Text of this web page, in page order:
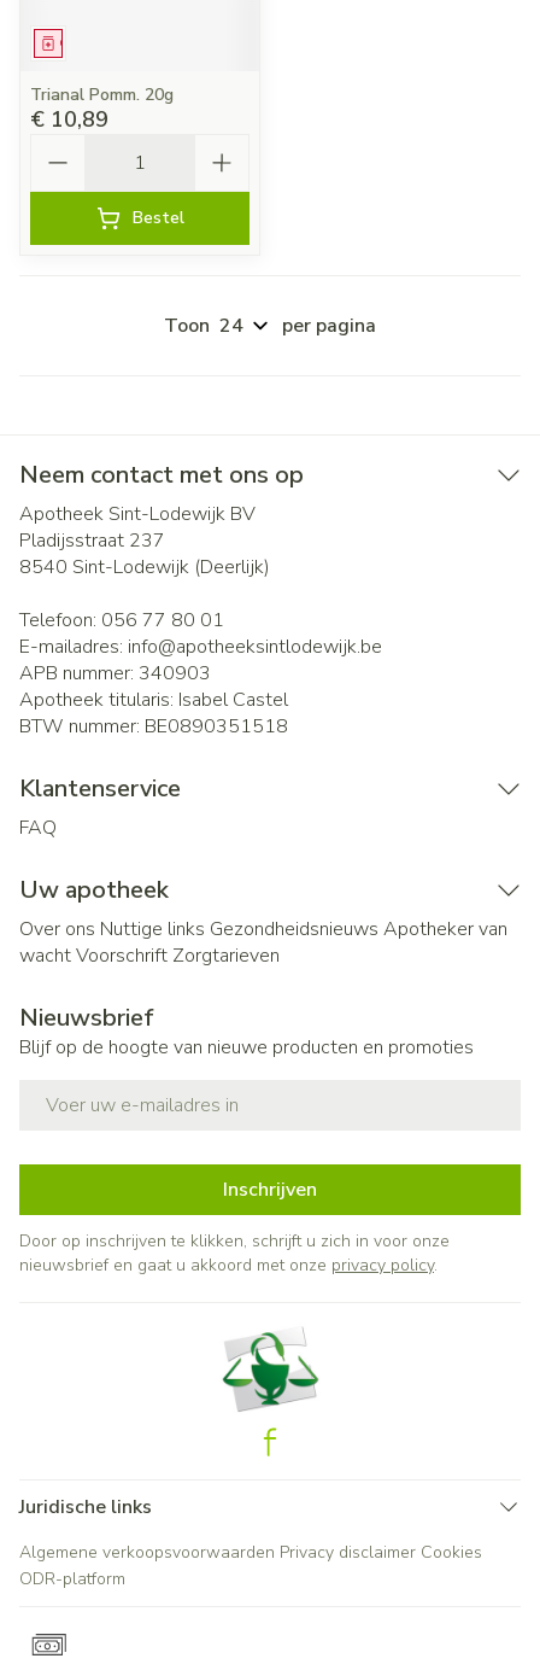
Geneesmiddel
Trianal Pomm. 20g
€ 10,89
Bestel
Toon per pagina
Neem contact met ons op
Apotheek Sint-Lodewijk BV
Pladijsstraat 237
8540 Sint-Lodewijk (Deerlijk)
Telefoon: 056 77 80 01
E-mailadres: info@apotheeksintlodewijk.be
APB nummer: 340903
Apotheek titularis: Isabel Castel
BTW nummer: BE0890351518
Klantenservice
FAQ
Uw apotheek
Over ons Nuttige links Gezondheidsnieuws Apotheker van
wachtVoorschrift Zorgtarieven
Nieuwsbrief
Blijf op de hoogte van nieuwe producten en promoties
Inschrijven
Door op inschrijven te klikken, schrijft u zich in voor onze
nieuwsbrief en gaat u akkoord met onze privacy policy.
Juridische links
Algemene verkoopsvoorwaarden Privacy disclaimer Cookies
ODR-platform